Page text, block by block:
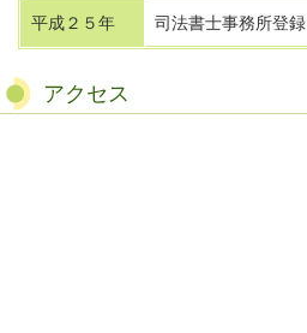
平成２５年 司法書士事務所登録
アクセス